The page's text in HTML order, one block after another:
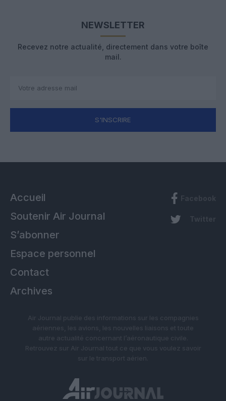
NEWSLETTER
Recevez notre actualité, directement dans votre boîte
mail.
S'INSCRIRE
Accueil
Soutenir Air Journal
S’abonner
Espace personnel
Contact
Archives